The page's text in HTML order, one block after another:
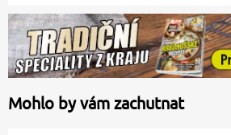
Mohlo by vám zachutnat